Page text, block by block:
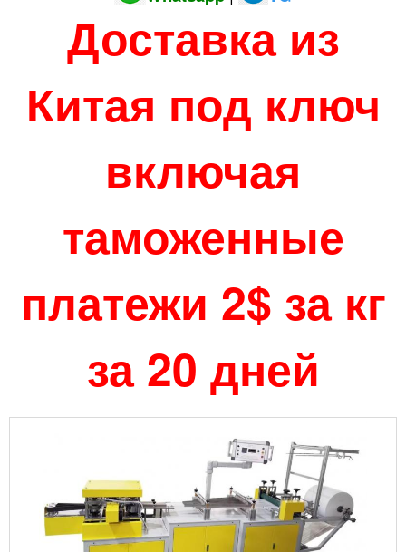
Доставка из
Китая под ключ
включая
таможенные
платежи 2$ за кг
за 20 дней